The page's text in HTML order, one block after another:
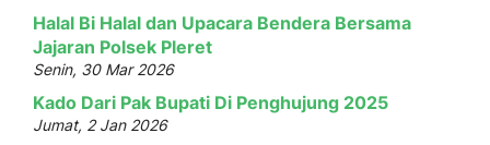
Halal Bi Halal dan Upacara Bendera Bersama
Jajaran Polsek Pleret
Senin, 30 Mar 2026
Kado Dari Pak Bupati Di Penghujung 2025
Jumat, 2 Jan 2026